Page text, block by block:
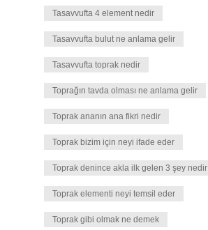
Tasavvufta 4 element nedir
Tasavvufta bulut ne anlama gelir
Tasavvufta toprak nedir
Toprağın tavda olması ne anlama gelir
Toprak ananın ana fikri nedir
Toprak bizim için neyi ifade eder
Toprak denince akla ilk gelen 3 şey nedir
Toprak elementi neyi temsil eder
Toprak gibi olmak ne demek